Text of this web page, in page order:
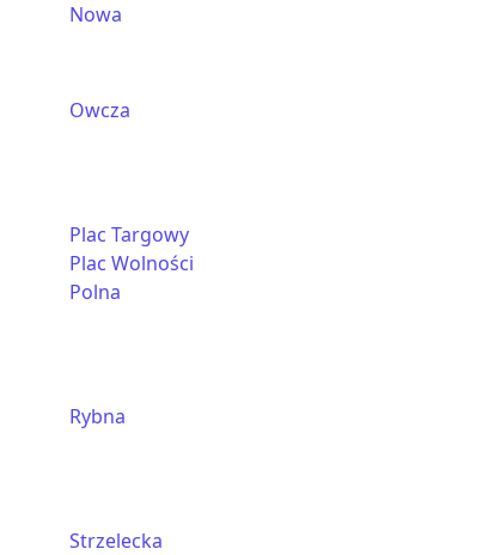
Nowa
Owcza
Plac Targowy
Plac Wolności
Polna
Rybna
Strzelecka